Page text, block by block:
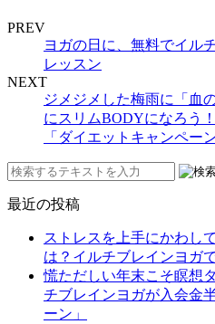
PREV
ヨガの日に、無料でイル
レッスン
NEXT
ジメジメした梅雨に「血
にスリムBODYになろう
「ダイエットキャンペーン
最近の投稿
ストレスを上手にかわし
は？イルチブレインヨガ
慌ただしい年末こそ瞑想
チブレインヨガが入会金
ーン」